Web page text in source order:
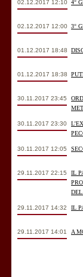
02.12.2017 12:10 4°
02.12.2017 12:00 3°
01.12.2017 18:48
01.12.2017 18:38
30.11.2017 23:45
30.11.2017 23:30
30.11.2017 12:05
29.11.2017 22:15
IL
29.11.2017 14:32 IL
29.11.2017 14:01 A